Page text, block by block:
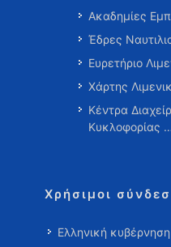
Ακαδημίες
Έδρες
Ευρετήριο
Χάρτης
Κέντρα
Κυκλοφορίας
Χρήσιμοι
Ελληνική κυβέρνηση